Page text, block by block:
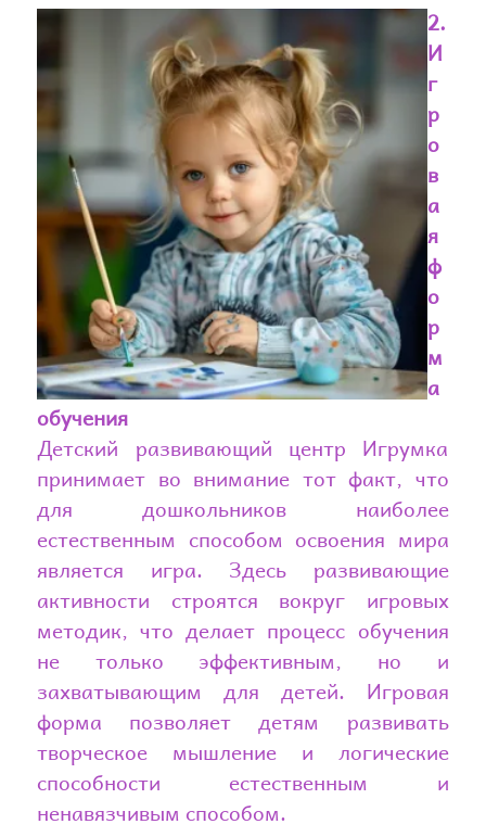
2.
И
г
р
о
в
а
я
ф
о
р
м
а
обучения
Детский развивающий центр Игрумка
принимает во внимание тот факт, что
для дошкольников наиболее
естественным способом освоения мира
является игра. Здесь развивающие
активности строятся вокруг игровых
методик, что делает процесс обучения
не только эффективным, но и
захватывающим для детей. Игровая
форма позволяет детям развивать
творческое мышление и логические
способности естественным и
ненавязчивым способом.